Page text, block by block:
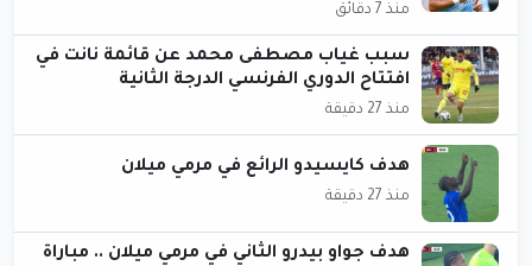
منذ 7 دقائق
سبب غياب مصطفى محمد عن قائمة نانت في
افتتاح الدوري الفرنسي الدرجة الثانية
منذ 27 دقيقة
هدف كايسيدو الرائع في مرمي ميلان
منذ 27 دقيقة
هدف جواو بيدرو الثاني في مرمي ميلان .. مباراة